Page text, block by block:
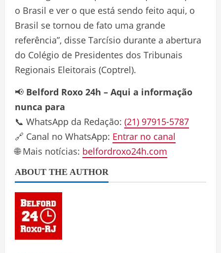
o Brasil e ver o que está sendo feito aqui, o
Brasil se tornou de fato uma grande
referência”, disse Tarcísio durante a abertura
do Colégio de Presidentes dos Tribunais
Regionais Eleitorais (Coptrel).
📢 Belford Roxo 24h – Aqui a informação
nunca para
📞 WhatsApp da Redação: (21) 97915-5787
🔗 Canal no WhatsApp: Entrar no canal
🌐 Mais notícias: belfordroxo24h.com
ABOUT THE AUTHOR